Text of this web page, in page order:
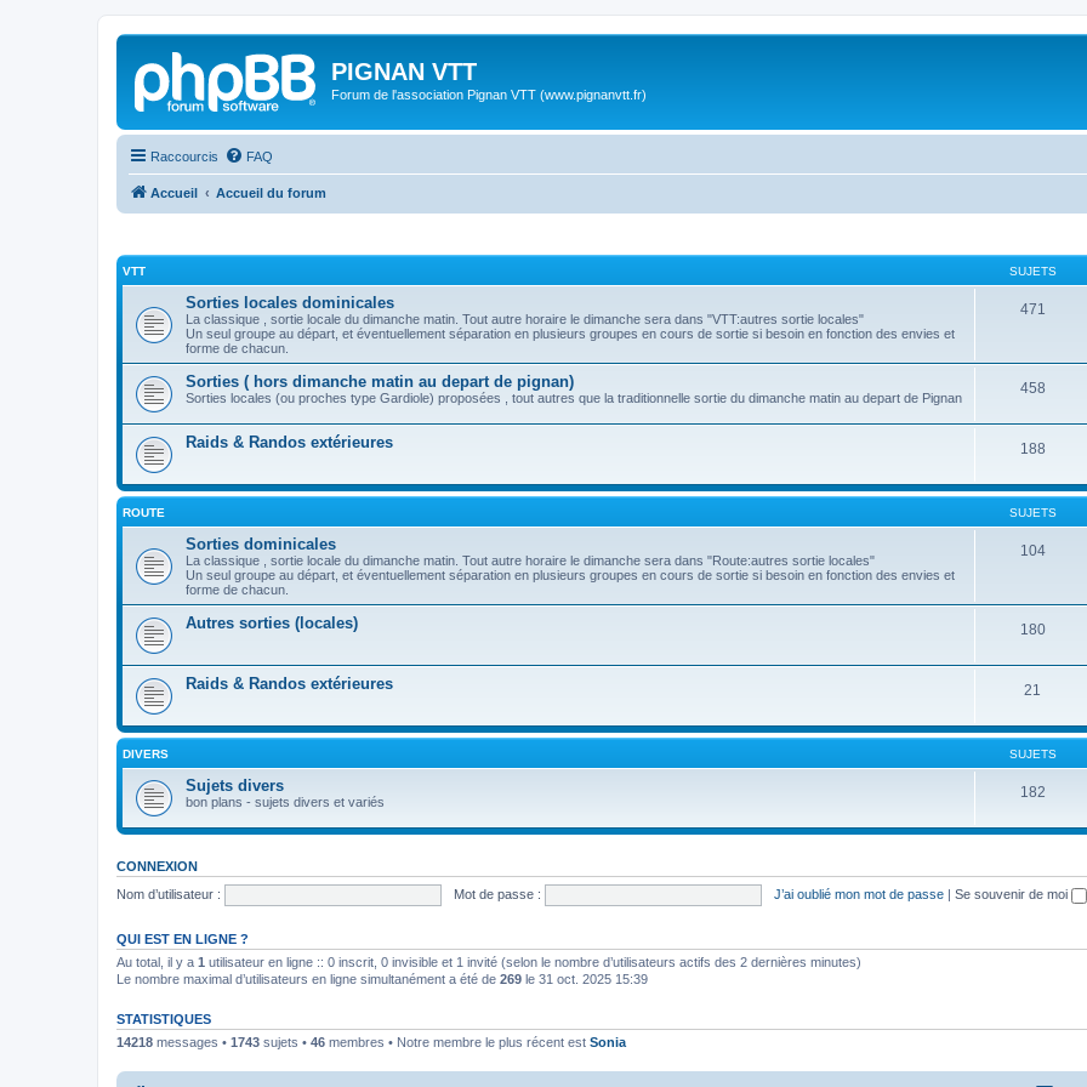
PIGNAN VTT
Forum de l'association Pignan VTT (www.pignanvtt.fr)
Raccourcis FAQ
Accueil Accueil du forum
VTT SUJETS
Sorties locales dominicales
La classique , sortie locale du dimanche matin. Tout autre horaire le dimanche sera dans "VTT:autres sortie locales"
Un seul groupe au départ, et éventuellement séparation en plusieurs groupes en cours de sortie si besoin en fonction des envies et
forme de chacun.
471
Sorties ( hors dimanche matin au depart de pignan)
Sorties locales (ou proches type Gardiole) proposées , tout autres que la traditionnelle sortie du dimanche matin au depart de Pignan
458
Raids & Randos extérieures 188
ROUTE SUJETS
Sorties dominicales
La classique , sortie locale du dimanche matin. Tout autre horaire le dimanche sera dans "Route:autres sortie locales"
Un seul groupe au départ, et éventuellement séparation en plusieurs groupes en cours de sortie si besoin en fonction des envies et
forme de chacun.
104
Autres sorties (locales) 180
Raids & Randos extérieures 21
DIVERS SUJETS
Sujets divers
bon plans - sujets divers et variés
182
CONNEXION
Nom d’utilisateur :
Mot de passe : J’ai oublié mon mot de passe | Se souvenir de moi
QUI EST EN LIGNE ?
Au total, il y a 1 utilisateur en ligne :: 0 inscrit, 0 invisible et 1 invité (selon le nombre d’utilisateurs actifs des 2 dernières minutes)
Le nombre maximal d’utilisateurs en ligne simultanément a été de 269 le 31 oct. 2025 15:39
STATISTIQUES
14218 messages • 1743 sujets • 46 membres • Notre membre le plus récent est Sonia